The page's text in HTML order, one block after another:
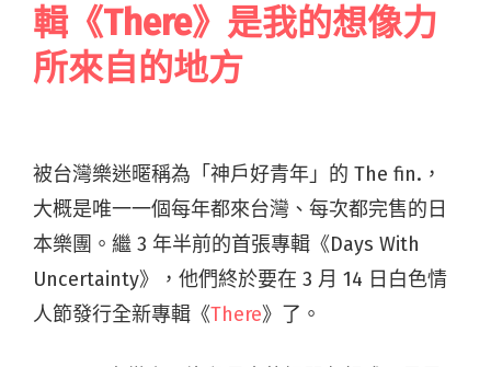
輯《There》是我的想像力
所來自的地方
被台灣樂迷暱稱為「神戶好青年」的 The fin.，
大概是唯一一個每年都來台灣、每次都完售的日
本樂團。繼 3 年半前的首張專輯《Days With
Uncertainty》，他們終於要在 3 月 14 日白色情
人節發行全新專輯《There》了。